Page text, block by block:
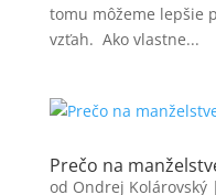
tomu môžeme lepšie
vzťah. Ako vlastne...
Prečo na
od Ondrej Kolárovský|